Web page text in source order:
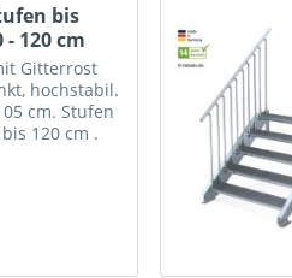
bis
- 120 cm
Gitterrost
hochstabil.
cm. Stufen
120 cm .
nutzbarer...